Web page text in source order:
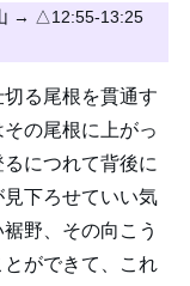
→ △12:55-13:25
る尾根を貫通す
の尾根に上がっ
につれて背後に
下ろせていい気
野、その向こう
ができて、これ